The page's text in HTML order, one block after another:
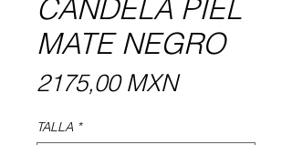
CANDELA PIEL
MATE NEGRO
2175,00 MXNPrecio
TALLA *